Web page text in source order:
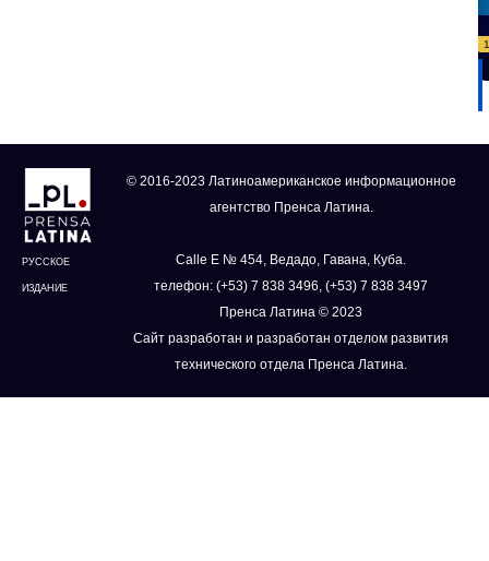
РУССКОЕ
ИЗДАНИЕ
© 2016-2023 Латиноамериканское информационное
агентство Пренса Латина.
Calle E № 454, Ведадо, Гавана, Куба.
телефон: (+53) 7 838 3496, (+53) 7 838 3497
Пренса Латина © 2023
Сайт разработан и разработан отделом развития
технического отдела Пренса Латина.